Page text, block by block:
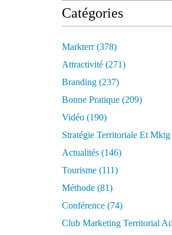
Catégories
Markterr(378)
Attractivité (271)
Branding (237)
Bonne Pratique (209)
Vidéo (190)
Stratégie Territoriale Et Mktg
Actualités (146)
Tourisme (111)
Méthode (81)
Conférence (74)
Club Marketing Territorial